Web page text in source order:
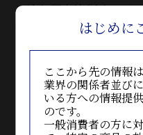
に冷却固定液(冷却メタ
定後，スライドグラス
1.7%ギムザ液で染色し
たり200個の分裂中期
び数的異常を調べ，異
染色体異常誘発能の有
，5%以上10%未
はじめに
ここから先の情報
業界の関係者並び
いる方への情報提
のです。
一般消費者の方に